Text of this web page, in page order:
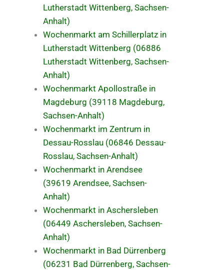
Lutherstadt Wittenberg, Sachsen-
Anhalt)
Wochenmarkt am Schillerplatz in
Lutherstadt Wittenberg (06886
Lutherstadt Wittenberg, Sachsen-
Anhalt)
Wochenmarkt Apollostraße in
Magdeburg (39118 Magdeburg,
Sachsen-Anhalt)
Wochenmarkt im Zentrum in
Dessau-Rosslau (06846 Dessau-
Rosslau, Sachsen-Anhalt)
Wochenmarkt in Arendsee
(39619 Arendsee, Sachsen-
Anhalt)
Wochenmarkt in Aschersleben
(06449 Aschersleben, Sachsen-
Anhalt)
Wochenmarkt in Bad Dürrenberg
(06231 Bad Dürrenberg, Sachsen-